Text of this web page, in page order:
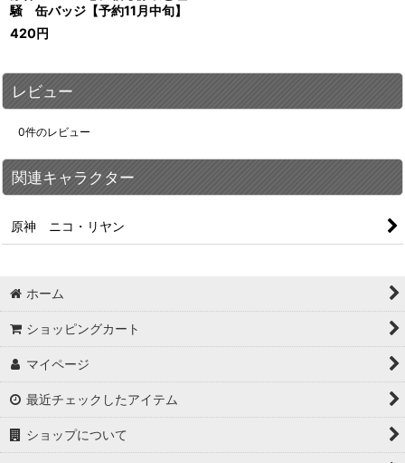
騒 缶バッジ【予約11月中旬】
420円
レビュー
0件のレビュー
関連キャラクター
原神 ニコ・リヤン
ホーム
ショッピングカート
マイページ
最近チェックしたアイテム
ショップについて